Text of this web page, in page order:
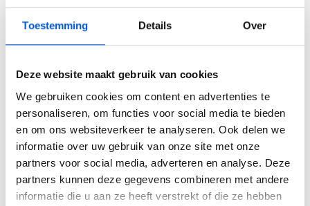
Toestemming Details Over
Deze website maakt gebruik van cookies
We gebruiken cookies om content en advertenties te
personaliseren, om functies voor social media te bieden
en om ons websiteverkeer te analyseren. Ook delen we
informatie over uw gebruik van onze site met onze
partners voor social media, adverteren en analyse. Deze
partners kunnen deze gegevens combineren met andere
informatie die u aan ze heeft verstrekt of die ze hebben
Ik en de Anderen (BaakBoost)
Invloed in Complexiteit
Inzicht in Ambitie
Leiden van Veranderingen
Leiden van Veranderingen (BaakBoost)
ruimte om subjectieve ervaringen mee te nemen in je analyse.
Tips om met systeemdenken aan de
slag te gaan
Begin met het grote plaatje:Neem een helikopterview.
Benoem de belangrijkste elementen en hun relaties voordat
je inzoomt.
Herken patronen:Zoek terugkerende thema’s en
feedbacklussen. Visualiseer ze om oorzaken en effecten te
ontrafelen.
Stel open vragen:Onderzoek waarom iets gebeurt,